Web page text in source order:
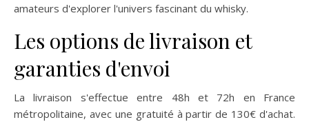
amateurs d'explorer l'univers fascinant du whisky.
Les options de livraison et
garanties d'envoi
La livraison s'effectue entre 48h et 72h en France
métropolitaine, avec une gratuité à partir de 130€ d'achat.